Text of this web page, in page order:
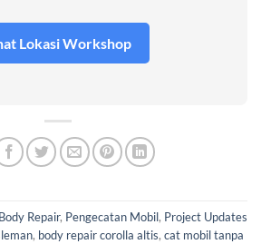
Lokasi Workshop
Body Repair, Pengecatan Mobil, Project Updates
, body repair corolla altis, cat mobil tanpa